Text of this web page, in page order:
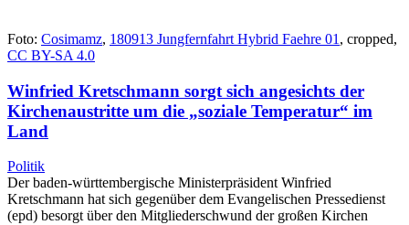
Foto: Cosimamz, 180913 Jungfernfahrt Hybrid Faehre 01 , cropped,
CC BY-SA 4.0
Winfried Kretschmann sorgt sich angesichts der
Kirchenaustritte um die „soziale Temperatur“ im
Land
Politik
Der baden-württembergische Ministerpräsident Winfried
Kretschmann hat sich gegenüber dem Evangelischen Pressedienst
(epd) besorgt über den Mitgliederschwund der großen Kirchen